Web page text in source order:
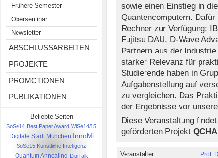
Frühere Semester
Oberseminar
Newsletter
ABSCHLUSSARBEITEN
PROJEKTE
PROMOTIONEN
PUBLIKATIONEN
Beliebte Seiten
SoSe14 Best Paper Award WiSe14/15
Digitale Stadt München InnoMi
SoSe15 Künstliche Intelligenz
Quantum Annealing DigiTalk
sowie einen Einstieg in
Quantencomputern.
Rechner zur Verfügung:
Fujitsu DAU, D-Wave
Partnern aus der
starker Relevanz für
Studierende haben in
Aufgabenstellung auf
zu vergleichen. Das
der Ergebnisse vor
Diese Veranstaltung
geförderten Projekt
Veranstalter
Prof.